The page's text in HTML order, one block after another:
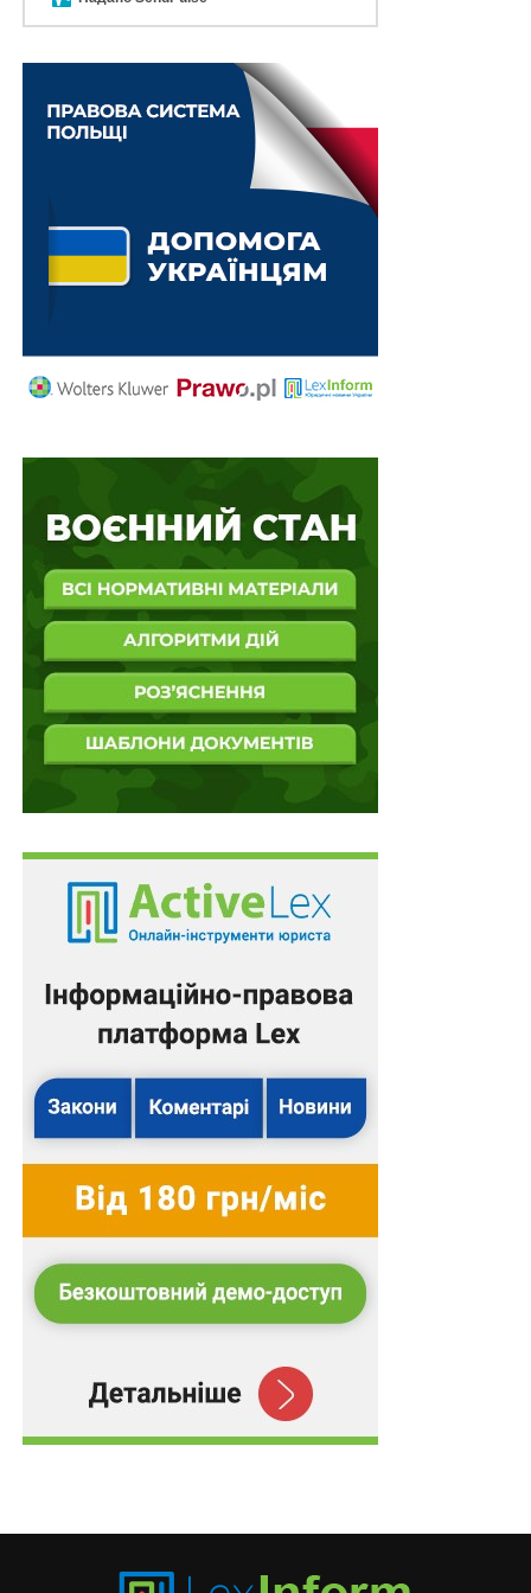
встановлення інвалідності: на Житомирщині
Хто має дозволи на викиди в Україні: аналіз 2
000 об’єктів та майже тисяча компаній
26 тис доларів США за вивезення
військовослужбовця із бойової частини та
Зі США до України імпортується найбільше
вживаних автомобілів, 9 із 10 мають записи
питання» з…
ПОВ'ЯЗАНІ ТЕМИ:
Доступ до правосуддя у критичному стані
НЕ ПРОПУСТІТЬ
Війна змінила повітря над Україною